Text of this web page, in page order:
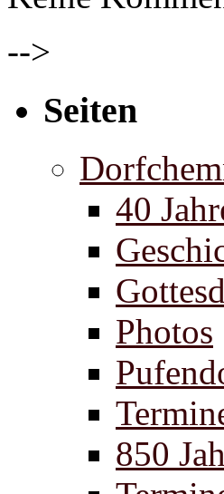
-->
Seiten
40
Photos
850